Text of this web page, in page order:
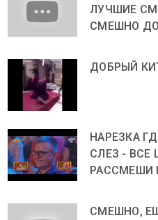
ЛУЧШИЕ
СМЕШНО
ДОБРЫЙ
НАРЕЗКА
СЛЕЗ - ВСЕ
РАССМЕШИ
СМЕШНО,